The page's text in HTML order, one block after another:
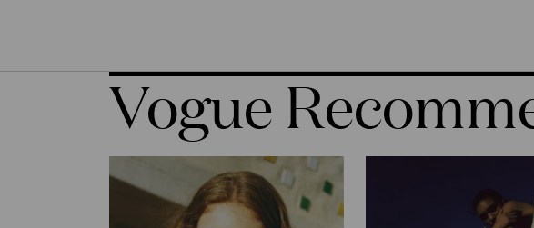
Vogue